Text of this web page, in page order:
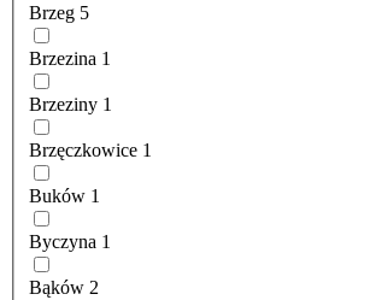
Brzeg 5
Brzezina 1
Brzeziny 1
Brzęczkowice 1
Buków 1
Byczyna 1
Bąków 2